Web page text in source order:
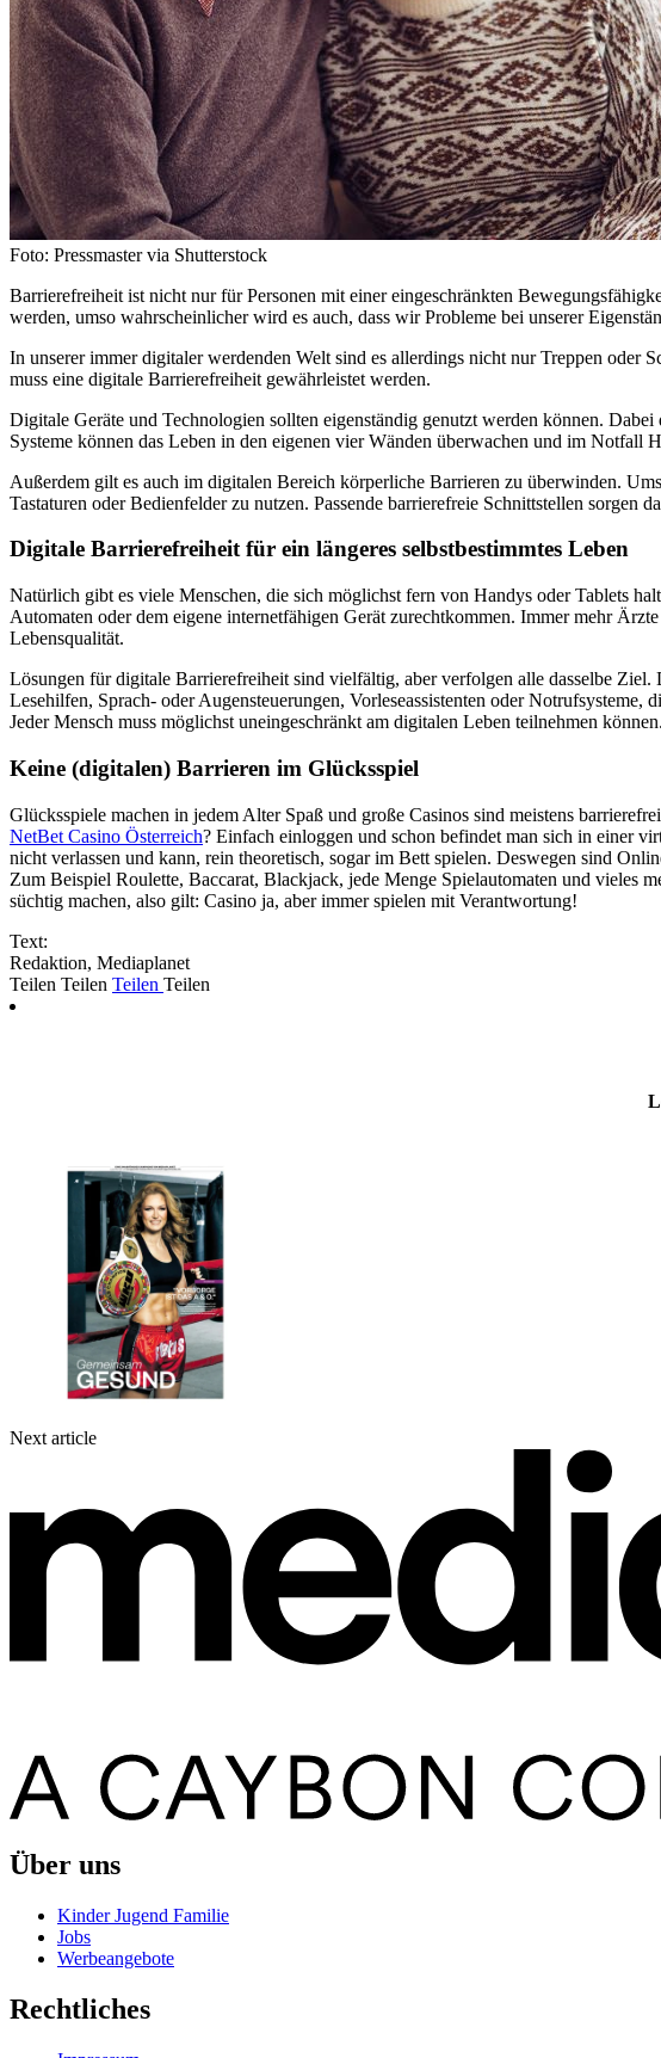
Foto: Pressmaster via Shutterstock
Barrierefreiheit ist nicht nur für Personen mit einer eingeschränkten
werden, umso wahrscheinlicher wird es auch, dass wir Probleme bei unserer
In unserer immer digitaler werdenden Welt sind es allerdings nicht nur Treppen oder
muss eine digitale Barrierefreiheit gewährleistet werden.
Digitale Geräte und Technologien sollten eigenständig genutzt werden können.
Systeme können das Leben in den eigenen vier Wänden überwachen und im
Außerdem gilt es auch im digitalen Bereich körperliche Barrieren zu überwinden.
Tastaturen oder Bedienfelder zu nutzen. Passende barrierefreie Schnittstellen sorgen
Digitale Barrierefreiheit für ein längeres selbstbestimmtes Leben
Natürlich gibt es viele Menschen, die sich möglichst fern von Handys oder Tablets
Automaten oder dem eigene internetfähigen Gerät zurechtkommen. Immer mehr
Lebensqualität.
Lösungen für digitale Barrierefreiheit sind vielfältig, aber verfolgen alle dasselbe
Lesehilfen, Sprach- oder Augensteuerungen, Vorleseassistenten oder
Jeder Mensch muss möglichst uneingeschränkt am digitalen Leben teilnehmen
Keine (digitalen) Barrieren im Glücksspiel
Glücksspiele machen in jedem Alter Spaß und große Casinos sind meistens
NetBet Casino Österreich? Einfach einloggen und schon befindet man sich in einer
nicht verlassen und kann, rein theoretisch, sogar im Bett spielen. Deswegen sind
Zum Beispiel Roulette, Baccarat, Blackjack, jede Menge Spielautomaten und vieles
süchtig machen, also gilt: Casino ja, aber immer spielen mit Verantwortung!
Text:
Redaktion, Mediaplanet
Teilen Teilen Teilen Teilen
Next article
Über uns
Kinder Jugend Familie
Jobs
Werbeangebote
Rechtliches